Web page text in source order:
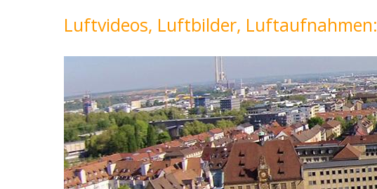
Luftvideos, Luftbilder, Luftaufnahmen: